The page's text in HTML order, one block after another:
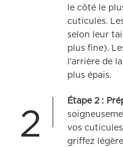
le côté le
cuticules.
selon leur
plus fine).
l'arrière de
plus épais.
2
Étape 2 :
vos
griffez